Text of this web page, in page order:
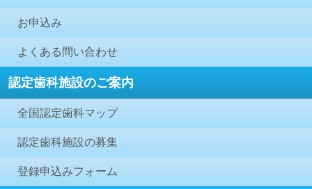
お申込み
よくある問い合わせ
認定歯科施設のご案内
全国認定歯科マップ
認定歯科施設の募集
登録申込みフォーム